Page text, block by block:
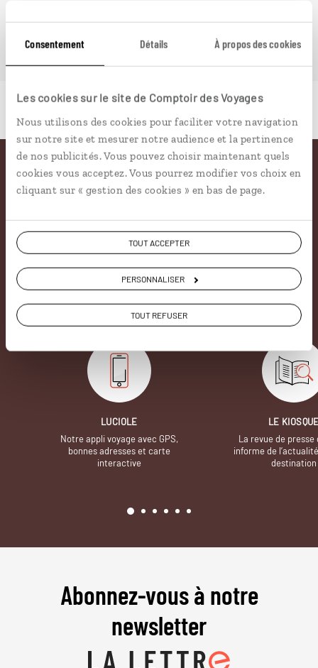
Consentement Détails À propos des cookies
Les cookies sur le site de Comptoir des Voyages
Nous utilisons des cookies pour faciliter votre navigation
sur notre site et mesurer notre audience et la pertinence
de nos publicités. Vous pouvez choisir maintenant quels
cookies vous acceptez. Vous pourrez modifier vos choix en
cliquant sur « gestion des cookies » en bas de page.
TOUT ACCEPTER
PERSONNALISER
TOUT REFUSER
PLONGER DANS NOTRE MAGAZINE
Pourquoi voyager avec
nous
Soyons honnête, nous ne sommes pas les seuls
à proposer des voyages sur mesure,mais nous
avons quelques atouts qui font
incontestablement la différence.
LUCIOLE
Notre appli voyage avec GPS,
bonnes adresses et carte
interactive
LE
La revue de presse
informe de
destination
Abonnez-vous à notre
newsletter